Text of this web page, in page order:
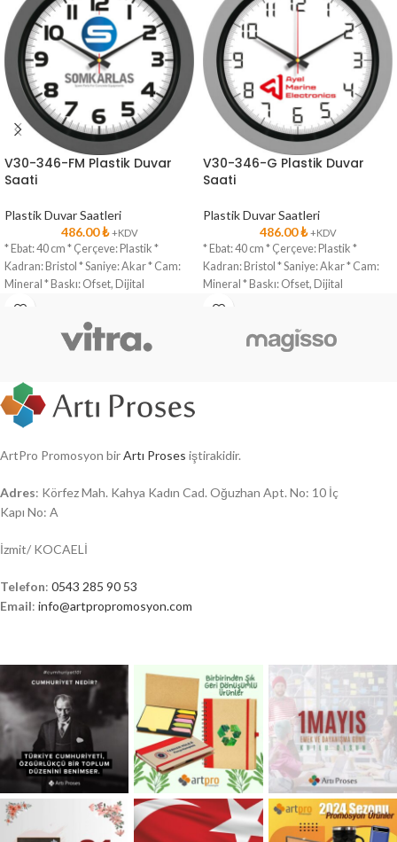
V30-346-FM Plastik Duvar
Saati
Plastik Duvar Saatleri
486.00₺ +KDV
* Ebat: 40 cm * Çerçeve: Plastik *
Kadran: Bristol * Saniye: Akar * Cam:
Mineral * Baskı: Ofset, Dijital
V30-346-G Plastik Duvar
Saati
Plastik Duvar Saatleri
486.00₺ +KDV
* Ebat: 40 cm * Çerçeve: Plastik *
Kadran: Bristol * Saniye: Akar * Cam:
Mineral * Baskı: Ofset, Dijital
ArtPro Promosyon birArtı Proses iştirakidir.
Adres: Körfez Mah. Kahya Kadın Cad. Oğuzhan Apt. No: 10 İç
Kapı No: A
İzmit/ KOCAELİ
Telefon: 0543 285 90 53
Email: info@artpropromosyon.com